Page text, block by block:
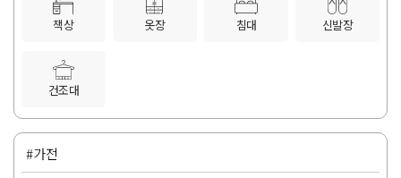
책상 옷장 침대 신발장
건조대
#가전